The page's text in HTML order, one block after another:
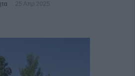
25 Απρ 2025